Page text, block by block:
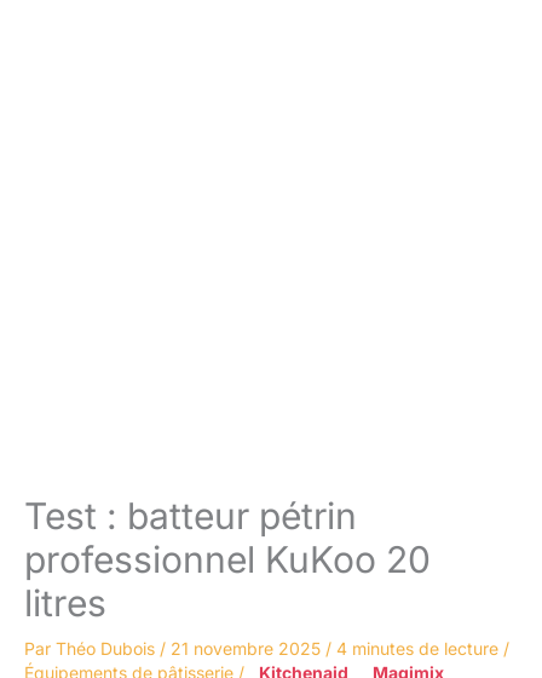
Test : batteur pétrin
professionnel KuKoo 20
litres
Par Théo Dubois / 21 novembre 2025 / 4 minutes de lecture /
Équipements de pâtisserie / Kitchenaid
Magimix